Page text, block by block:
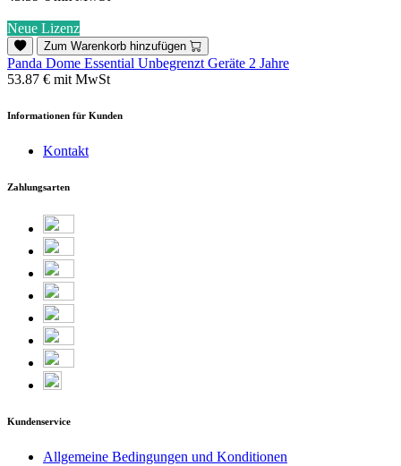
Neue Lizenz
Zum Warenkorb hinzufügen
Panda Dome Essential Unbegrenzt Geräte 2 Jahre
53.87 € mit MwSt
Informationen für Kunden
Kontakt
Zahlungsarten
Kundenservice
Allgemeine Bedingungen und Konditionen